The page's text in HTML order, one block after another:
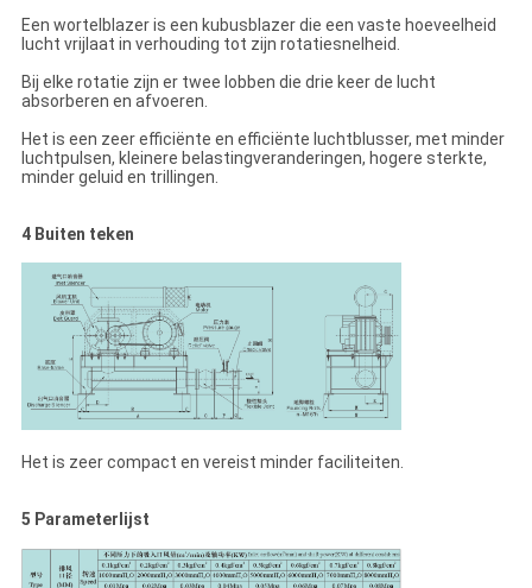
Een wortelblazer is een kubusblazer die een vaste hoeveelheid
lucht vrijlaat in verhouding tot zijn rotatiesnelheid.
Bij elke rotatie zijn er twee lobben die drie keer de lucht
absorberen en afvoeren.
Het is een zeer efficiënte en efficiënte luchtblusser, met minder
luchtpulsen, kleinere belastingveranderingen, hogere sterkte,
minder geluid en trillingen.
4 Buiten teken
Het is zeer compact en vereist minder faciliteiten.
5 Parameterlijst